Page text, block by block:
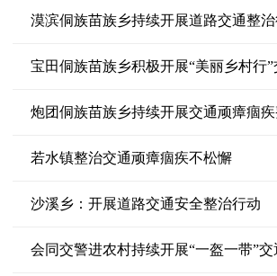
漠滨侗族苗族乡持续开展道路交通整
宝田侗族苗族乡积极开展“美丽乡村行
炮团侗族苗族乡持续开展交通顽瘴痼
若水镇整治交通顽瘴痼疾不松懈
沙溪乡：开展道路交通安全整治行
会同交警进农村持续开展“一盔一带”